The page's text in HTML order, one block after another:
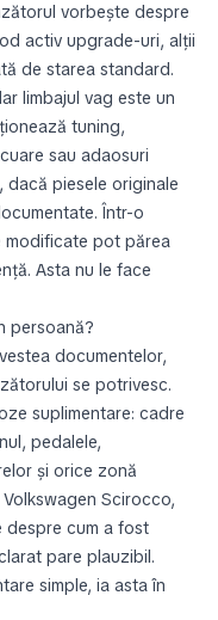
vorbește despre
activ upgrade-uri, alții
de starea standard.
limbajul vag este un
tuning,
sau adaosuri
dacă piesele originale
Într-o
modificate pot părea
Asta nu le face
persoană?
documentelor,
se potrivesc.
suplimentare: cadre
pedalele,
și orice zonă
Scirocco,
despre cum a fost
pare plauzibil.
simple, ia asta în